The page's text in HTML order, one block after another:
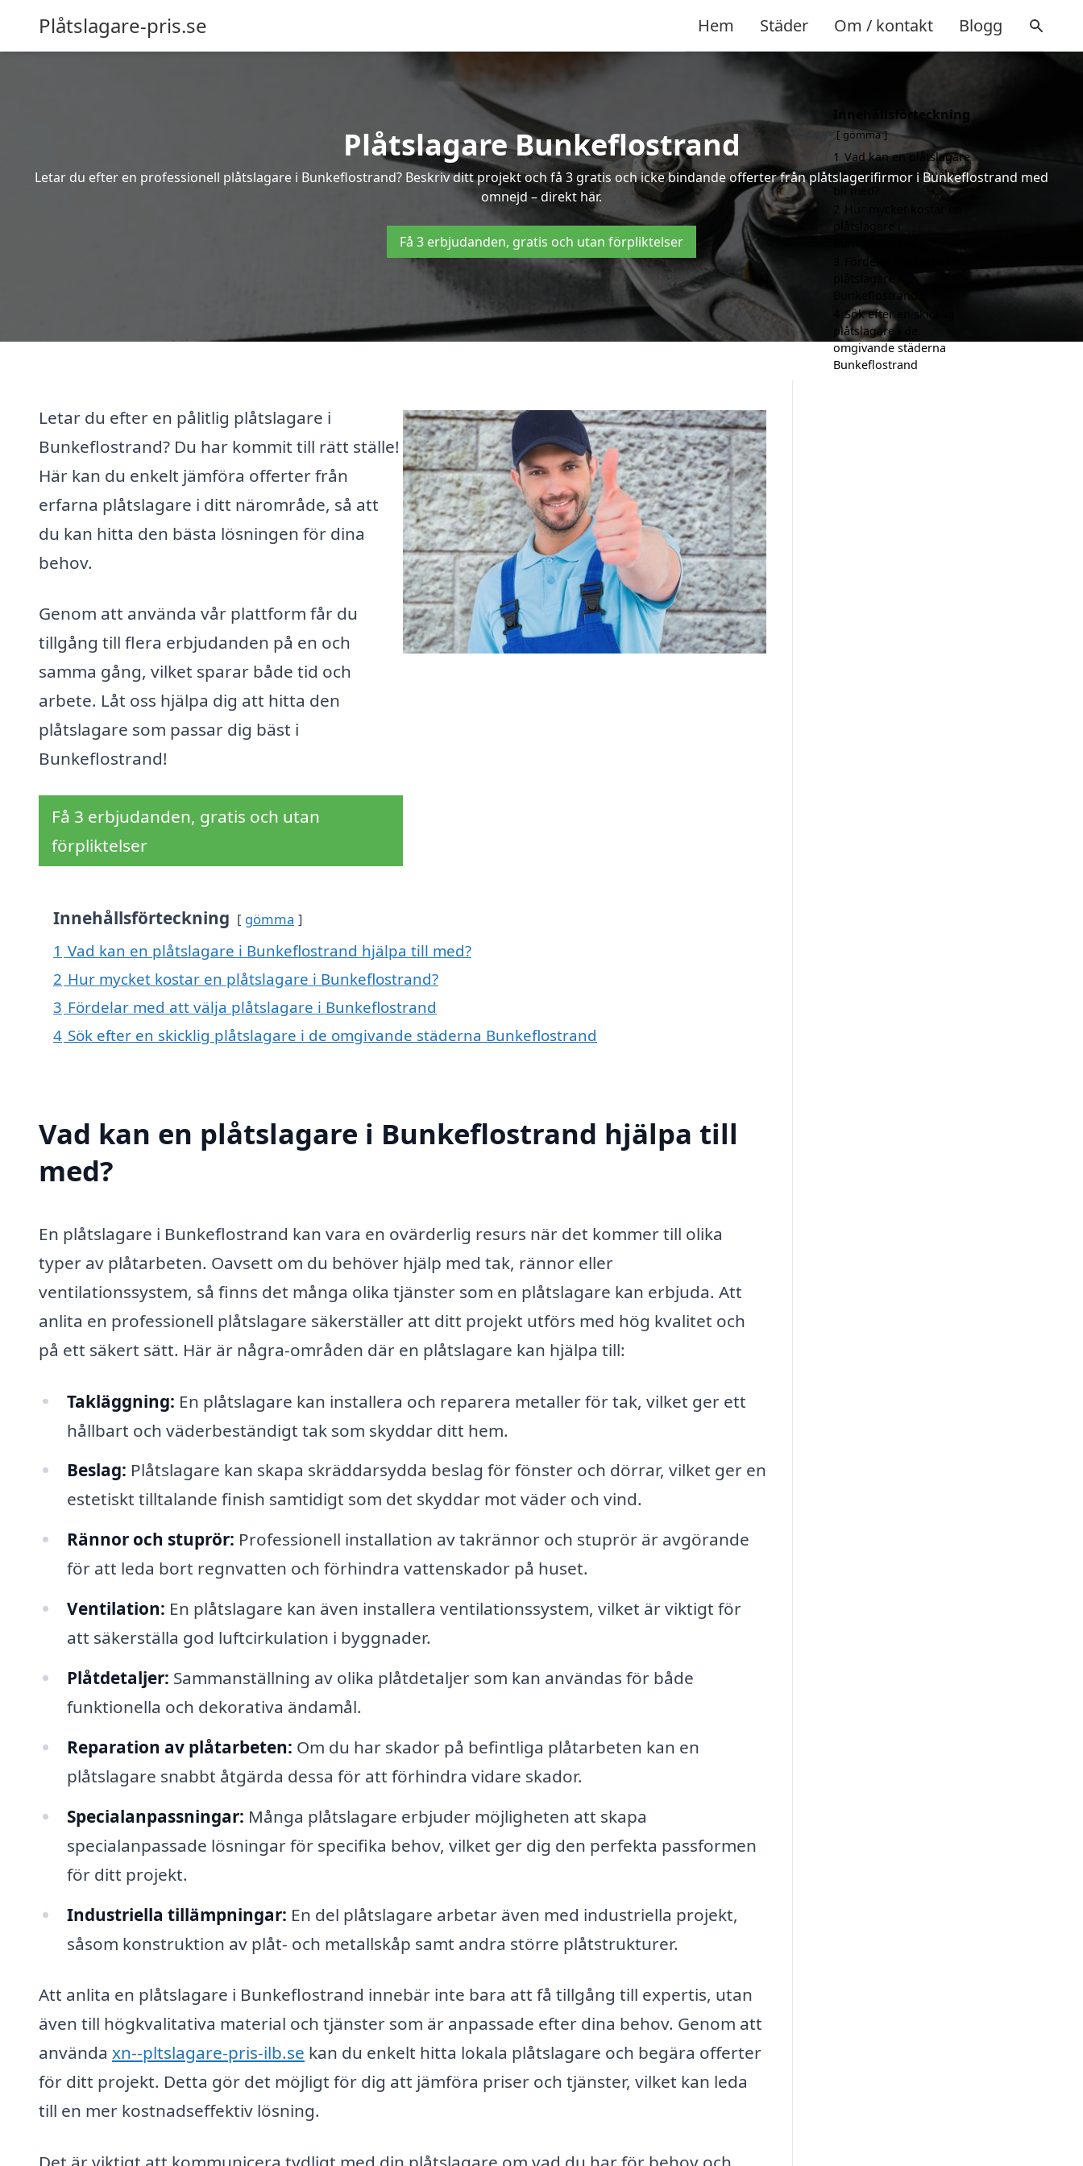
Plåtslagare-pris.se Hem Städer Om / kontakt Blogg
Plåtslagare Bunkeflostrand
Letar du efter en professionell plåtslagare i Bunkeflostrand? Beskriv ditt projekt och få 3 gratis och icke bindande offerter från plåtslagerifirmor i Bunkeflostrand med
omnejd – direkt här.
Få 3 erbjudanden, gratis och utan förpliktelser
Letar du efter en pålitlig plåtslagare i
Bunkeflostrand? Du har kommit till rätt ställe!
Här kan du enkelt jämföra offerter från
erfarna plåtslagare i ditt närområde, så att
du kan hitta den bästa lösningen för dina
behov.
Genom att använda vår plattform får du
tillgång till flera erbjudanden på en och
samma gång, vilket sparar både tid och
arbete. Låt oss hjälpa dig att hitta den
plåtslagare som passar dig bäst i
Bunkeflostrand!
Få 3 erbjudanden, gratis och utan
förpliktelser
Innehållsförteckning gömma
1 Vad kan en plåtslagare i Bunkeflostrand hjälpa till med?
2 Hur mycket kostar en plåtslagare i Bunkeflostrand?
3 Fördelar med att välja plåtslagare i Bunkeflostrand
4 Sök efter en skicklig plåtslagare i de omgivande städerna Bunkeflostrand
Vad kan en plåtslagare i Bunkeflostrand hjälpa till
med?
En plåtslagare i Bunkeflostrand kan vara en ovärderlig resurs när det kommer till olika
typer av plåtarbeten. Oavsett om du behöver hjälp med tak, rännor eller
ventilationssystem, så finns det många olika tjänster som en plåtslagare kan erbjuda. Att
anlita en professionell plåtslagare säkerställer att ditt projekt utförs med hög kvalitet och
på ett säkert sätt. Här är några-områden där en plåtslagare kan hjälpa till:
Takläggning: En plåtslagare kan installera och reparera metaller för tak, vilket ger ett
hållbart och väderbeständigt tak som skyddar ditt hem.
Beslag: Plåtslagare kan skapa skräddarsydda beslag för fönster och dörrar, vilket ger en
estetiskt tilltalande finish samtidigt som det skyddar mot väder och vind.
Rännor och stuprör: Professionell installation av takrännor och stuprör är avgörande
för att leda bort regnvatten och förhindra vattenskador på huset.
Ventilation: En plåtslagare kan även installera ventilationssystem, vilket är viktigt för
att säkerställa god luftcirkulation i byggnader.
Plåtdetaljer: Sammanställning av olika plåtdetaljer som kan användas för både
funktionella och dekorativa ändamål.
Reparation av plåtarbeten: Om du har skador på befintliga plåtarbeten kan en
plåtslagare snabbt åtgärda dessa för att förhindra vidare skador.
Specialanpassningar: Många plåtslagare erbjuder möjligheten att skapa
specialanpassade lösningar för specifika behov, vilket ger dig den perfekta passformen
för ditt projekt.
Industriella tillämpningar: En del plåtslagare arbetar även med industriella projekt,
såsom konstruktion av plåt- och metallskåp samt andra större plåtstrukturer.
Att anlita en plåtslagare i Bunkeflostrand innebär inte bara att få tillgång till expertis, utan
även till högkvalitativa material och tjänster som är anpassade efter dina behov. Genom att
använda xn--pltslagare-pris-ilb.se kan du enkelt hitta lokala plåtslagare och begära offerter
för ditt projekt. Detta gör det möjligt för dig att jämföra priser och tjänster, vilket kan leda
till en mer kostnadseffektiv lösning.
Innehållsförteckning
gömma
1 Vad kan en plåtslagare
i Bunkeflostrand hjälpa
till med?
Hur mycket kostar en
Fördelar med att välja
plåtslagare i
Bunkeflostrand
Sök efter en skicklig
plåtslagare i de
omgivande städerna
Bunkeflostrand